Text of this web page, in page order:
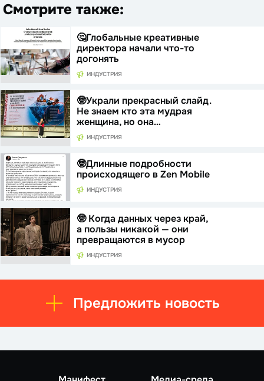
Смотрите также:
🤔Глобальные креативные
директора начали что-то
догонять
ИНДУСТРИЯ
🤓Украли прекрасный слайд.
Не знаем кто эта мудрая
женщина, но она…
ИНДУСТРИЯ
🤓Длинные подробности
происходящего в Zen Mobile
ИНДУСТРИЯ
🤓 Когда данных через край,
а пользы никакой — они
превращаются в мусор
ИНДУСТРИЯ
Предложить новость